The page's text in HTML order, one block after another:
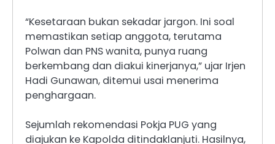
“Kesetaraan bukan sekadar jargon. Ini soal
memastikan setiap anggota, terutama
Polwan dan PNS wanita, punya ruang
berkembang dan diakui kinerjanya,” ujar Irjen
Hadi Gunawan, ditemui usai menerima
penghargaan.
Sejumlah rekomendasi Pokja PUG yang
diajukan ke Kapolda ditindaklanjuti. Hasilnya,